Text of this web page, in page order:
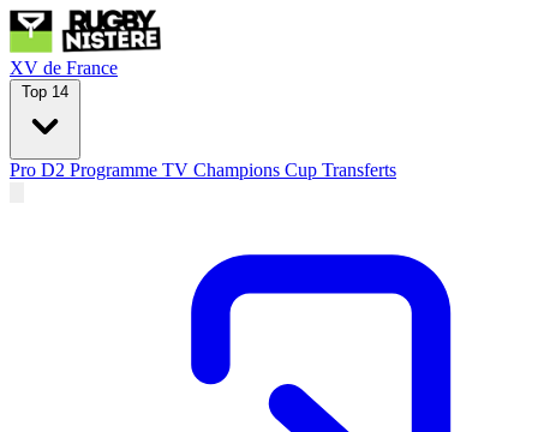
XV de France
Top 14
Pro D2 Programme TV Champions Cup Transferts